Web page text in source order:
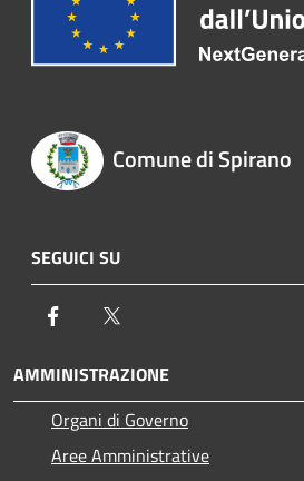
Comune di Spirano
SEGUICI SU
Facebook
AMMINISTRAZIONE
Organi di Governo
Aree Amministrative